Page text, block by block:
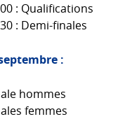
: Qualifications
: Demi-finales
:
hommes
femmes